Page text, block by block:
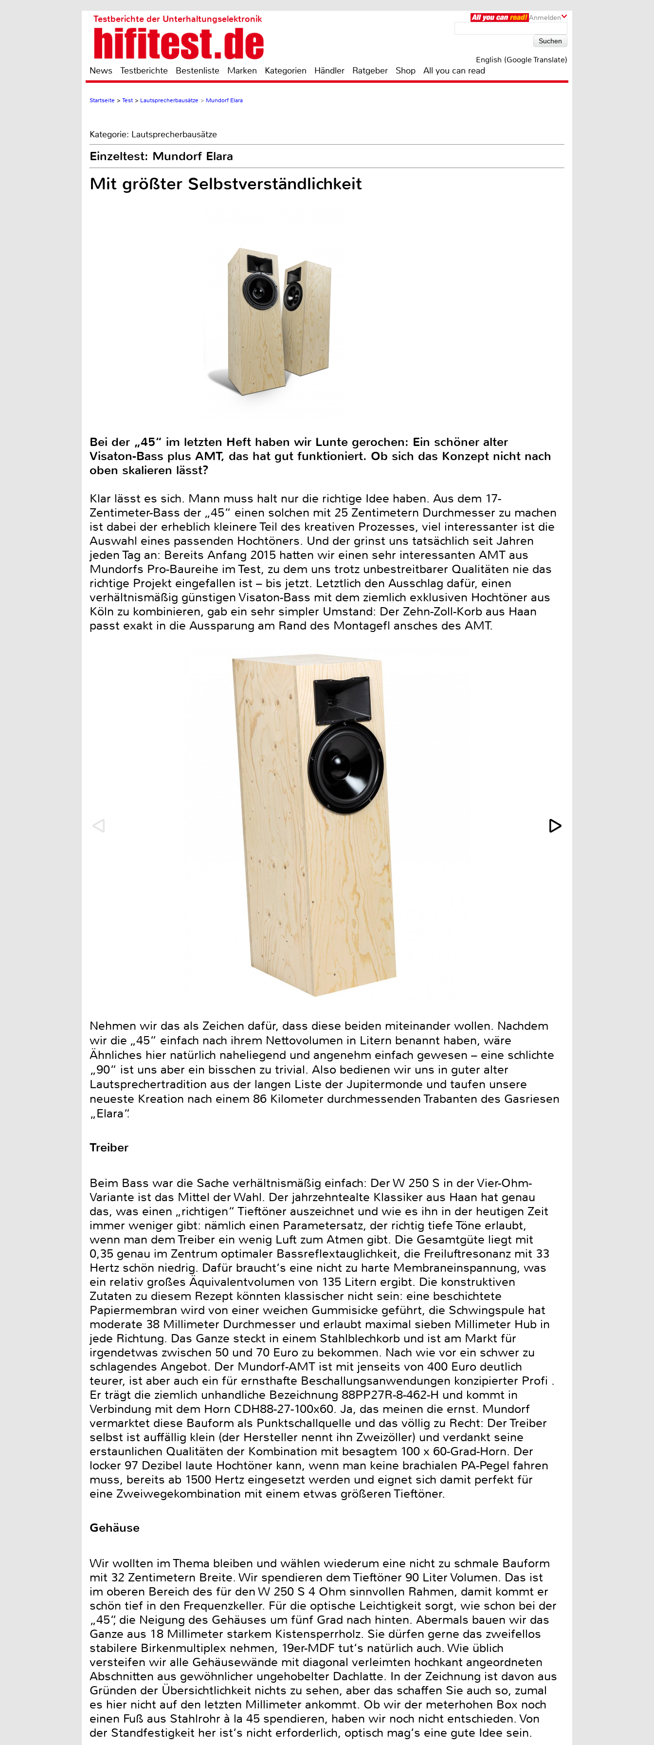
Anmelden
Testberichte der Unterhaltungselektronik
English (Google Translate)
News Testberichte Bestenliste Marken Kategorien Händler Ratgeber Shop All you can read
Startseite > Test > Lautsprecherbausätze > Mundorf Elara
Kategorie: Lautsprecherbausätze
Einzeltest: Mundorf Elara
Mit größter Selbstverständlichkeit
Bei der „45“ im letzten Heft haben wir Lunte gerochen: Ein schöner alter
Visaton-Bass plus AMT, das hat gut funktioniert. Ob sich das Konzept nicht nach
oben skalieren lässt?
Klar lässt es sich. Mann muss halt nur die richtige Idee haben. Aus dem 17-
Zentimeter-Bass der „45“ einen solchen mit 25 Zentimetern Durchmesser zu machen
ist dabei der erheblich kleinere Teil des kreativen Prozesses, viel interessanter ist die
Auswahl eines passenden Hochtöners. Und der grinst uns tatsächlich seit Jahren
jeden Tag an: Bereits Anfang 2015 hatten wir einen sehr interessanten AMT aus
Mundorfs Pro-Baureihe im Test, zu dem uns trotz unbestreitbarer Qualitäten nie das
richtige Projekt eingefallen ist – bis jetzt. Letztlich den Ausschlag dafür, einen
verhältnismäßig günstigen Visaton-Bass mit dem ziemlich exklusiven Hochtöner aus
Köln zu kombinieren, gab ein sehr simpler Umstand: Der Zehn-Zoll-Korb aus Haan
passt exakt in die Aussparung am Rand des Montagefl ansches des AMT.
Nehmen wir das als Zeichen dafür, dass diese beiden miteinander wollen. Nachdem
wir die „45“ einfach nach ihrem Nettovolumen in Litern benannt haben, wäre
Ähnliches hier natürlich naheliegend und angenehm einfach gewesen – eine schlichte
„90“ ist uns aber ein bisschen zu trivial. Also bedienen wir uns in guter alter
Lautsprechertradition aus der langen Liste der Jupitermonde und taufen unsere
neueste Kreation nach einem 86 Kilometer durchmessenden Trabanten des Gasriesen
„Elara“.
Treiber
Beim Bass war die Sache verhältnismäßig einfach: Der W 250 S in der Vier-Ohm-
Variante ist das Mittel der Wahl. Der jahrzehntealte Klassiker aus Haan hat genau
das, was einen „richtigen“ Tieftöner auszeichnet und wie es ihn in der heutigen Zeit
immer weniger gibt: nämlich einen Parametersatz, der richtig tiefe Töne erlaubt,
wenn man dem Treiber ein wenig Luft zum Atmen gibt. Die Gesamtgüte liegt mit
0,35 genau im Zentrum optimaler Bassreflextauglichkeit, die Freiluftresonanz mit 33
Hertz schön niedrig. Dafür braucht‘s eine nicht zu harte Membraneinspannung, was
ein relativ großes Äquivalentvolumen von 135 Litern ergibt. Die konstruktiven
Zutaten zu diesem Rezept könnten klassischer nicht sein: eine beschichtete
Papiermembran wird von einer weichen Gummisicke geführt, die Schwingspule hat
moderate 38 Millimeter Durchmesser und erlaubt maximal sieben Millimeter Hub in
jede Richtung. Das Ganze steckt in einem Stahlblechkorb und ist am Markt für
irgendetwas zwischen 50 und 70 Euro zu bekommen. Nach wie vor ein schwer zu
schlagendes Angebot. Der Mundorf-AMT ist mit jenseits von 400 Euro deutlich
teurer, ist aber auch ein für ernsthafte Beschallungsanwendungen konzipierter Profi .
Er trägt die ziemlich unhandliche Bezeichnung 88PP27R-8-462-H und kommt in
Verbindung mit dem Horn CDH88-27-100x60. Ja, das meinen die ernst. Mundorf
vermarktet diese Bauform als Punktschallquelle und das völlig zu Recht: Der Treiber
selbst ist auffällig klein (der Hersteller nennt ihn Zweizöller) und verdankt seine
erstaunlichen Qualitäten der Kombination mit besagtem 100 x 60-Grad-Horn. Der
locker 97 Dezibel laute Hochtöner kann, wenn man keine brachialen PA-Pegel fahren
muss, bereits ab 1500 Hertz eingesetzt werden und eignet sich damit perfekt für
eine Zweiwegekombination mit einem etwas größeren Tieftöner.
Gehäuse
Wir wollten im Thema bleiben und wählen wiederum eine nicht zu schmale Bauform
mit 32 Zentimetern Breite. Wir spendieren dem Tieftöner 90 Liter Volumen. Das ist
im oberen Bereich des für den W 250 S 4 Ohm sinnvollen Rahmen, damit kommt er
schön tief in den Frequenzkeller. Für die optische Leichtigkeit sorgt, wie schon bei der
„45“, die Neigung des Gehäuses um fünf Grad nach hinten. Abermals bauen wir das
Ganze aus 18 Millimeter starkem Kistensperrholz. Sie dürfen gerne das zweifellos
stabilere Birkenmultiplex nehmen, 19er-MDF tut‘s natürlich auch. Wie üblich
versteifen wir alle Gehäusewände mit diagonal verleimten hochkant angeordneten
Abschnitten aus gewöhnlicher ungehobelter Dachlatte. In der Zeichnung ist davon aus
Gründen der Übersichtlichkeit nichts zu sehen, aber das schaffen Sie auch so, zumal
es hier nicht auf den letzten Millimeter ankommt. Ob wir der meterhohen Box noch
einen Fuß aus Stahlrohr à la 45 spendieren, haben wir noch nicht entschieden. Von
der Standfestigkeit her ist‘s nicht erforderlich, optisch mag‘s eine gute Idee sein.